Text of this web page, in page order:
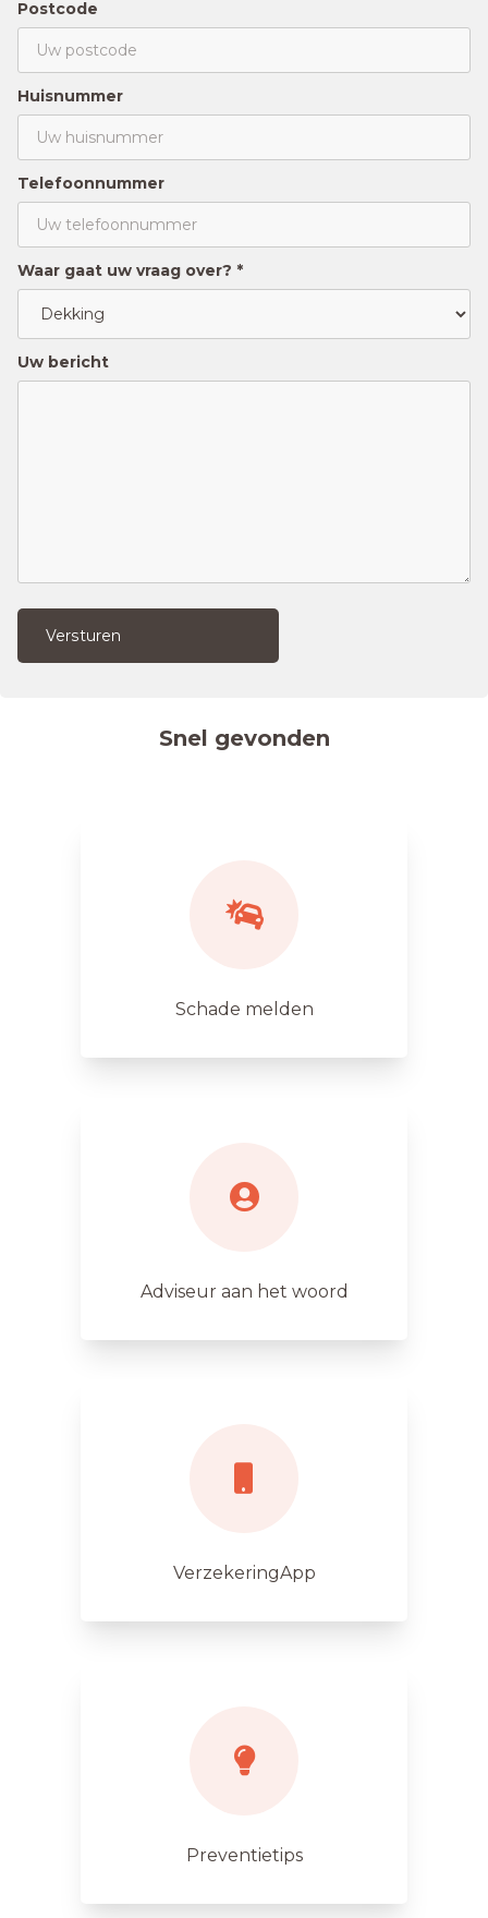
Postcode
Huisnummer
Telefoonnummer
Waar gaat uw vraag over? *
Uw bericht
Versturen
Snel gevonden
Schade melden
Adviseur aan het woord
VerzekeringApp
Preventietips